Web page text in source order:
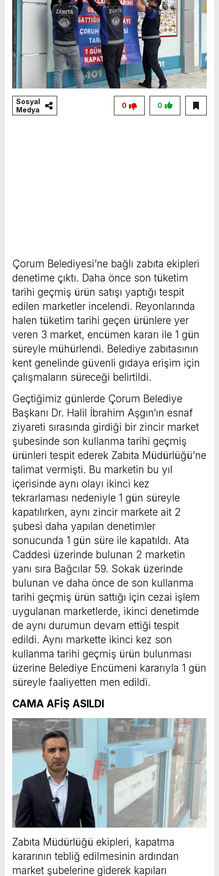
Sosyal
Medya
0
0
Çorum Belediyesi’ne bağlı zabıta ekipleri
denetime çıktı. Daha önce son tüketim
tarihi geçmiş ürün satışı yaptığı tespit
edilen marketler incelendi. Reyonlarında
halen tüketim tarihi geçen ürünlere yer
veren 3 market, encümen kararı ile 1 gün
süreyle mühürlendi. Belediye zabıtasının
kent genelinde güvenli gıdaya erişim için
çalışmaların süreceği belirtildi.
Geçtiğimiz günlerde Çorum Belediye
Başkanı Dr. Halil İbrahim Aşgın’ın esnaf
ziyareti sırasında girdiği bir zincir market
şubesinde son kullanma tarihi geçmiş
ürünleri tespit ederek Zabıta Müdürlüğü’ne
talimat vermişti. Bu marketin bu yıl
içerisinde aynı olayı ikinci kez
tekrarlaması nedeniyle 1 gün süreyle
kapatılırken, aynı zincir markete ait 2
şubesi daha yapılan denetimler
sonucunda 1 gün süre ile kapatıldı. Ata
Caddesi üzerinde bulunan 2 marketin
yanı sıra Bağcılar 59. Sokak üzerinde
bulunan ve daha önce de son kullanma
tarihi geçmiş ürün sattığı için cezai işlem
uygulanan marketlerde, ikinci denetimde
de aynı durumun devam ettiği tespit
edildi. Aynı markette ikinci kez son
kullanma tarihi geçmiş ürün bulunması
üzerine Belediye Encümeni kararıyla 1 gün
süreyle faaliyetten men edildi.
CAMA AFİŞ ASILDI
Zabıta Müdürlüğü ekipleri, kapatma
kararının tebliğ edilmesinin ardından
market şubelerine giderek kapıları